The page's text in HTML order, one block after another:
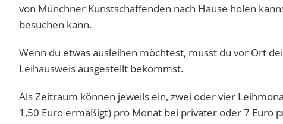
von Münchner Kunstschaffenden nach Hause holen
besuchen kann.
Wenn du etwas ausleihen möchtest, musst du vor Ort
Leihausweis ausgestellt bekommst.
Als Zeitraum können jeweils ein, zwei oder vier
1,50 Euro ermäßigt) pro Monat bei privater oder 7 Euro